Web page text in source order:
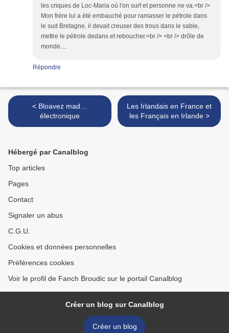
les criques de Loc-Maria où l'on surf et personne ne va.<br />
Mon frère lui a été embauché pour ramasser le pétrole dans
le sud Bretagne, il devait creuser des trous dans le sable,
mettre le pétrole dedans et reboucher.<br /> <br /> drôle de
monde....
Répondre
< Bloavez mad…
électronique
Les Irlandais en France et
les Français en Irlande >
Hébergé par Canalblog
Top articles
Pages
Contact
Signaler un abus
C.G.U.
Cookies et données personnelles
Préférences cookies
Voir le profil de Fanch Broudic sur le portail Canalblog
Créer un blog sur Canalblog
Créer un blog